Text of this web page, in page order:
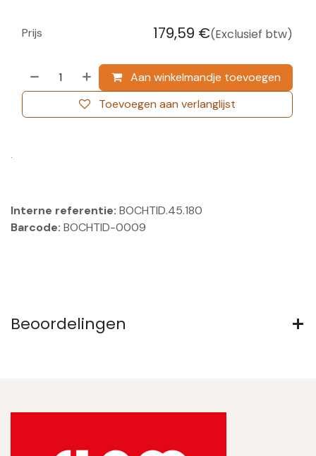
Aan winkelmandje toevoegen
Toevoegen aan verlanglijst
Prijs 179,59 €(Exclusief btw)
.
Interne referentie: BOCHTID.45.180
Barcode: BOCHTID-0009
Beoordelingen